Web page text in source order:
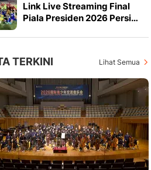
Link Live Streaming Final
Piala Presiden 2026 Persi…
TERKINI Lihat Semua